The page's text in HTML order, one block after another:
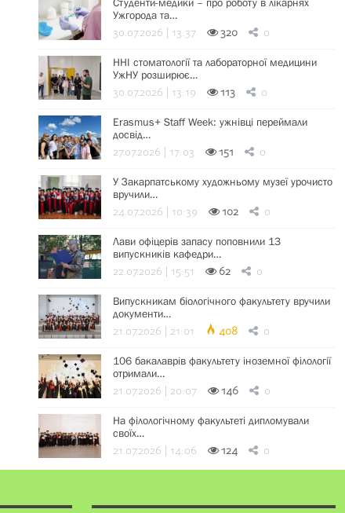
Ужгорода та…
30.07.2026 | 13:37 320 0
ННІ стоматології та лабораторної медицини
УжНУ розширює…
30.07.2026 | 13:19 113 0
Erasmus+ Staff Week: ужнівці переймали
досвід…
27.07.2026 | 17:03 151 0
У Закарпатському художньому музеї урочисто
вручили…
24.07.2026 | 10:39 102 0
Лави офіцерів запасу поповнили 13
випускників кафедри…
22.07.2026 | 15:51 62 0
Випускникам біологічного факультету вручили
документи…
21.07.2026 | 21:01 408 0
106 бакалаврів факультету іноземної філології
отримали…
21.07.2026 | 20:07 146 0
На філологічному факультеті дипломували
своїх…
21.07.2026 | 14:06 124 0